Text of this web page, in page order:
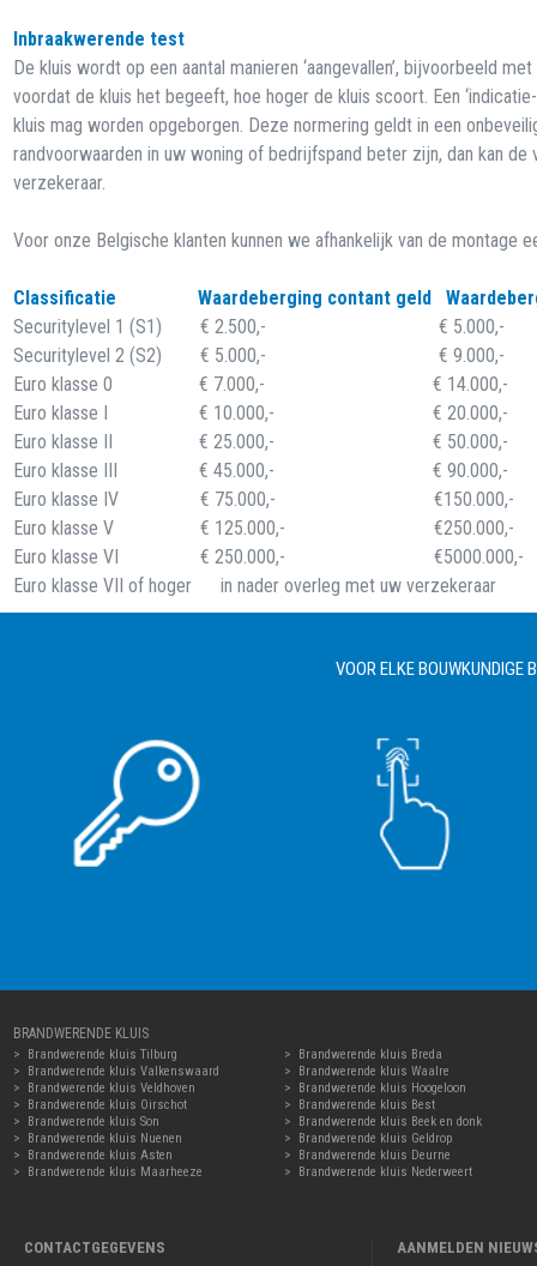
Inbraakwerende test
De kluis wordt op een aantal manieren ‘aangevallen’, bijvoorbeeld
voordat de kluis het begeeft, hoe hoger de kluis scoort. Een
kluis mag worden opgeborgen. Deze normering geldt in een
randvoorwaarden in uw woning of bedrijfspand beter zijn, dan kan
verzekeraar.
Voor onze Belgische klanten kunnen we afhankelijk van de montage
Classificatie Waardeberging contant geld
Securitylevel 1 (S1) € 2.500,- € 5.000,-
Securitylevel 2 (S2) € 5.000,- € 9.000,-
Euro klasse 0 € 7.000,- € 14.000,-
Euro klasse I € 10.000,- € 20.000,-
Euro klasse II € 25.000,- € 50.000,-
Euro klasse III € 45.000,- € 90.000,-
Euro klasse IV € 75.000,- €150.000,-
Euro klasse V € 125.000,- €250.000,-
Euro klasse VI € 250.000,- €5000.000,-
Euro klasse VII of hoger in nader overleg met uw verzekeraar
VOOR ELKE BOUWKUNDIGE
BRANDWERENDE KLUIS
Brandwerende kluis Tilburg
Brandwerende kluis Breda
Brandwerende kluis Valkenswaard
Brandwerende kluis Waalre
Brandwerende kluis Veldhoven
Brandwerende kluis Hoogeloon
Brandwerende kluis Oirschot
Brandwerende kluis Best
Brandwerende kluis Son
Brandwerende kluis Beek en donk
Brandwerende kluis Nuenen
Brandwerende kluis Geldrop
Brandwerende kluis Asten
Brandwerende kluis Deurne
Brandwerende kluis Maarheeze
Brandwerende kluis Nederweert
CONTACTGEGEVENS AANMELDEN